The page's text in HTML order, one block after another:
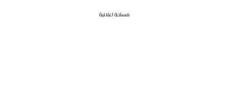
مساحة اعلانية